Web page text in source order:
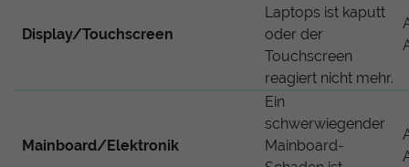
Display/Touchscreen
Laptops ist kaputt
oder der
Touchscreen
reagiert nicht mehr.
Mainboard/Elektronik
Ein
schwerwiegender
Mainboard-